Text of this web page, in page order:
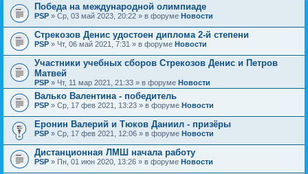
Победа на международной олимпиаде
PSP » Ср, 03 май 2023, 20:22 » в форуме Новости
Стрекозов Денис удостоен диплома 2-й степени
PSP » Чт, 06 май 2021, 7:31 » в форуме Новости
Участники учебных сборов Стрекозов Денис и Петров
Матвей
PSP » Чт, 11 мар 2021, 21:33 » в форуме Новости
Валько Валентина - победитель
PSP » Ср, 17 фев 2021, 13:23 » в форуме Новости
Еронин Валерий и Тюков Даниил - призёры
PSP » Ср, 17 фев 2021, 12:06 » в форуме Новости
Дистанционная ЛМШ начала работу
PSP » Пн, 01 июн 2020, 13:26 » в форуме Новости